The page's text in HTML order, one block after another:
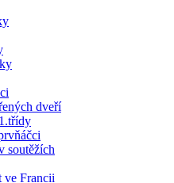
dveří
soutěžích
ve Francii